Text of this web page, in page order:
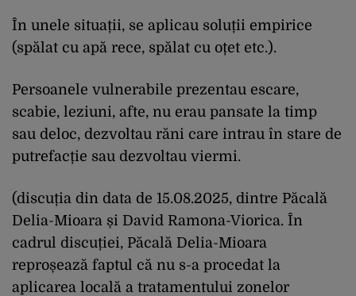
În unele situații, se aplicau soluții empirice
(spălat cu apă rece, spălat cu oțet etc.).
Persoanele vulnerabile prezentau escare,
scabie, leziuni, afte, nu erau pansate la timp
sau deloc, dezvoltau răni care intrau în stare de
putrefacție sau dezvoltau viermi.
(discuția din data de 15.08.2025, dintre Păcală
Delia-Mioara și David Ramona-Viorica. În
cadrul discuției, Păcală Delia-Mioara
reproșează faptul că nu s-a procedat la
aplicarea locală a tratamentului zonelor